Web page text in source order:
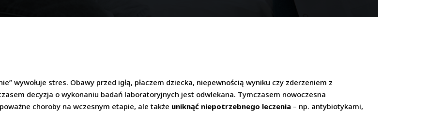
wywołuje stres. Obawy przed igłą, płaczem dziecka, niepewnością wyniku czy zderzeniem z
decyzja o wykonaniu badań laboratoryjnych jest odwlekana. Tymczasem nowoczesna
choroby na wczesnym etapie, ale także uniknąć niepotrzebnego leczenia – np. antybiotykami,